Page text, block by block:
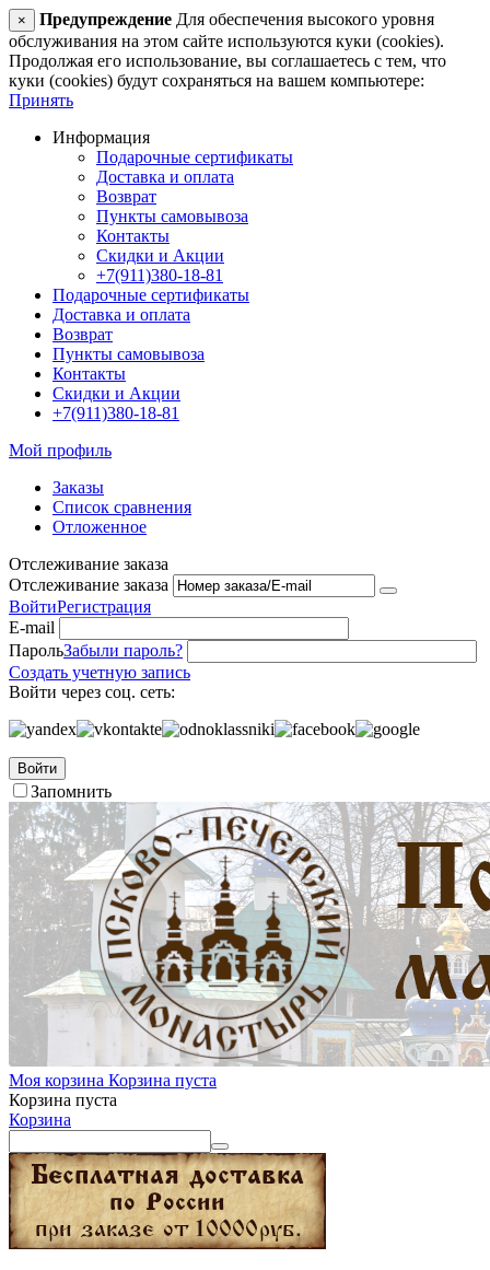
× Предупреждение Для обеспечения высокого уровня
обслуживания на этом сайте используются куки (cookies).
Продолжая его использование, вы соглашаетесь с тем, что
куки (cookies) будут сохраняться на вашем компьютере:
Принять
Информация
Подарочные сертификаты
Доставка и оплата
Возврат
Пункты самовывоза
Контакты
Скидки и Акции
+7(911)380-18-81
Подарочные сертификаты
Доставка и оплата
Возврат
Пункты самовывоза
Контакты
Скидки и Акции
+7(911)380-18-81
Мой профиль
Заказы
Список сравнения
Отложенное
Отслеживание заказа
Отслеживание заказа
ВойтиРегистрация
E-mail
ПарольЗабыли пароль?
Создать учетную запись
Войти через соц. сеть:
Войти
Запомнить
Моя корзина Корзина пуста
Корзина пуста
Корзина